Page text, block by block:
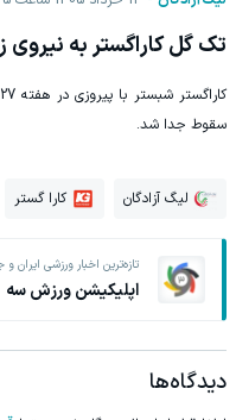
تک گل کاراگستر به
سقوط جدا شد.
لیگ آزادگان کارا گستر
تازه‌ترین اخبار ورزشی ایران
اپلیکیشن ورزش سه
دیدگاه‌ها